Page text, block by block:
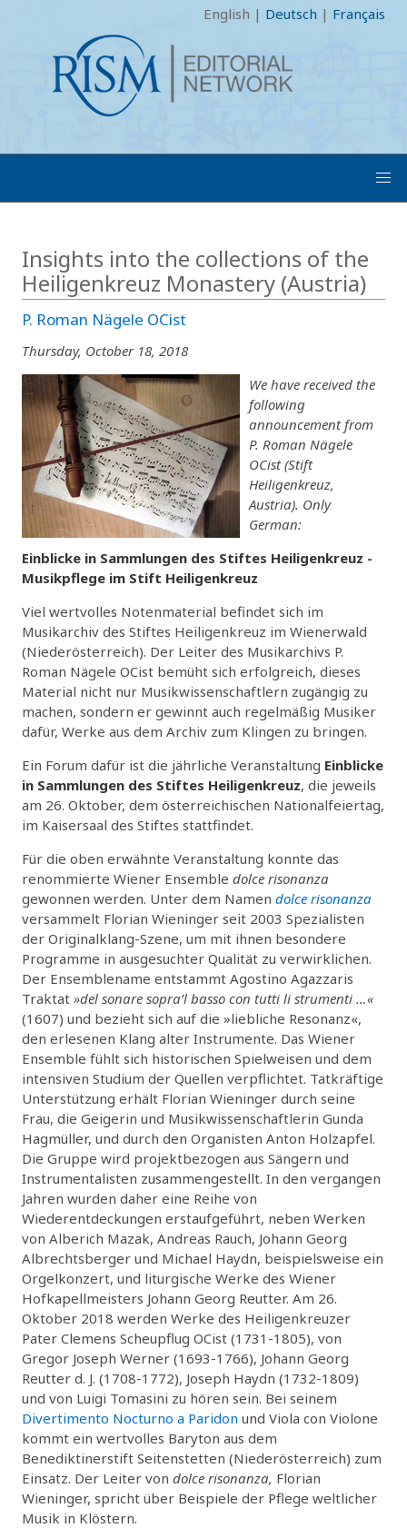
English | Deutsch | Français
Insights into the collections of the
Heiligenkreuz Monastery (Austria)
P. Roman Nägele OCist
Thursday, October 18, 2018
We have received the
following
announcement from
P. Roman Nägele
OCist (Stift
Heiligenkreuz,
Austria). Only
German:
Einblicke in Sammlungen des Stiftes Heiligenkreuz -
Musikpflege im Stift Heiligenkreuz
Viel wertvolles Notenmaterial befindet sich im
Musikarchiv des Stiftes Heiligenkreuz im Wienerwald
(Niederösterreich). Der Leiter des Musikarchivs P.
Roman Nägele OCist bemüht sich erfolgreich, dieses
Material nicht nur Musikwissenschaftlern zugängig zu
machen, sondern er gewinnt auch regelmäßig Musiker
dafür, Werke aus dem Archiv zum Klingen zu bringen.
Ein Forum dafür ist die jährliche Veranstaltung Einblicke
in Sammlungen des Stiftes Heiligenkreuz, die jeweils
am 26. Oktober, dem österreichischen Nationalfeiertag,
im Kaisersaal des Stiftes stattfindet.
Für die oben erwähnte Veranstaltung konnte das
renommierte Wiener Ensemble dolce risonanza
gewonnen werden. Unter dem Namen dolce risonanza
versammelt Florian Wieninger seit 2003 Spezialisten
der Originalklang-Szene, um mit ihnen besondere
Programme in ausgesuchter Qualität zu verwirklichen.
Der Ensemblename entstammt Agostino Agazzaris
Traktat »del sonare sopra’l basso con tutti li strumenti …«
(1607) und bezieht sich auf die »liebliche Resonanz«,
den erlesenen Klang alter Instrumente. Das Wiener
Ensemble fühlt sich historischen Spielweisen und dem
intensiven Studium der Quellen verpflichtet. Tatkräftige
Unterstützung erhält Florian Wieninger durch seine
Frau, die Geigerin und Musikwissenschaftlerin Gunda
Hagmüller, und durch den Organisten Anton Holzapfel.
Die Gruppe wird projektbezogen aus Sängern und
Instrumentalisten zusammengestellt. In den vergangen
Jahren wurden daher eine Reihe von
Wiederentdeckungen erstaufgeführt, neben Werken
von Alberich Mazak, Andreas Rauch, Johann Georg
Albrechtsberger und Michael Haydn, beispielsweise ein
Orgelkonzert, und liturgische Werke des Wiener
Hofkapellmeisters Johann Georg Reutter. Am 26.
Oktober 2018 werden Werke des Heiligenkreuzer
Pater Clemens Scheupflug OCist (1731-1805), von
Gregor Joseph Werner (1693-1766), Johann Georg
Reutter d. J. (1708-1772), Joseph Haydn (1732-1809)
und von Luigi Tomasini zu hören sein. Bei seinem
Divertimento Nocturno a Paridon und Viola con Violone
kommt ein wertvolles Baryton aus dem
Benediktinerstift Seitenstetten (Niederösterreich) zum
Einsatz. Der Leiter von dolce risonanza, Florian
Wieninger, spricht über Beispiele der Pflege weltlicher
Musik in Klöstern.